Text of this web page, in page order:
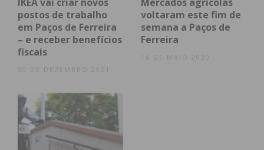
postos de trabalho
em Paços de Ferreira
– e receber benefícios
fiscais
voltaram este fim de
semana a Paços de
Ferreira
16 DE MAIO 2020